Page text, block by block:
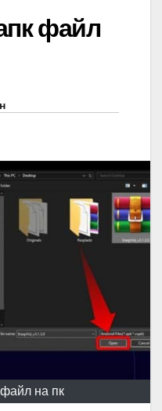
файл
файл на пк